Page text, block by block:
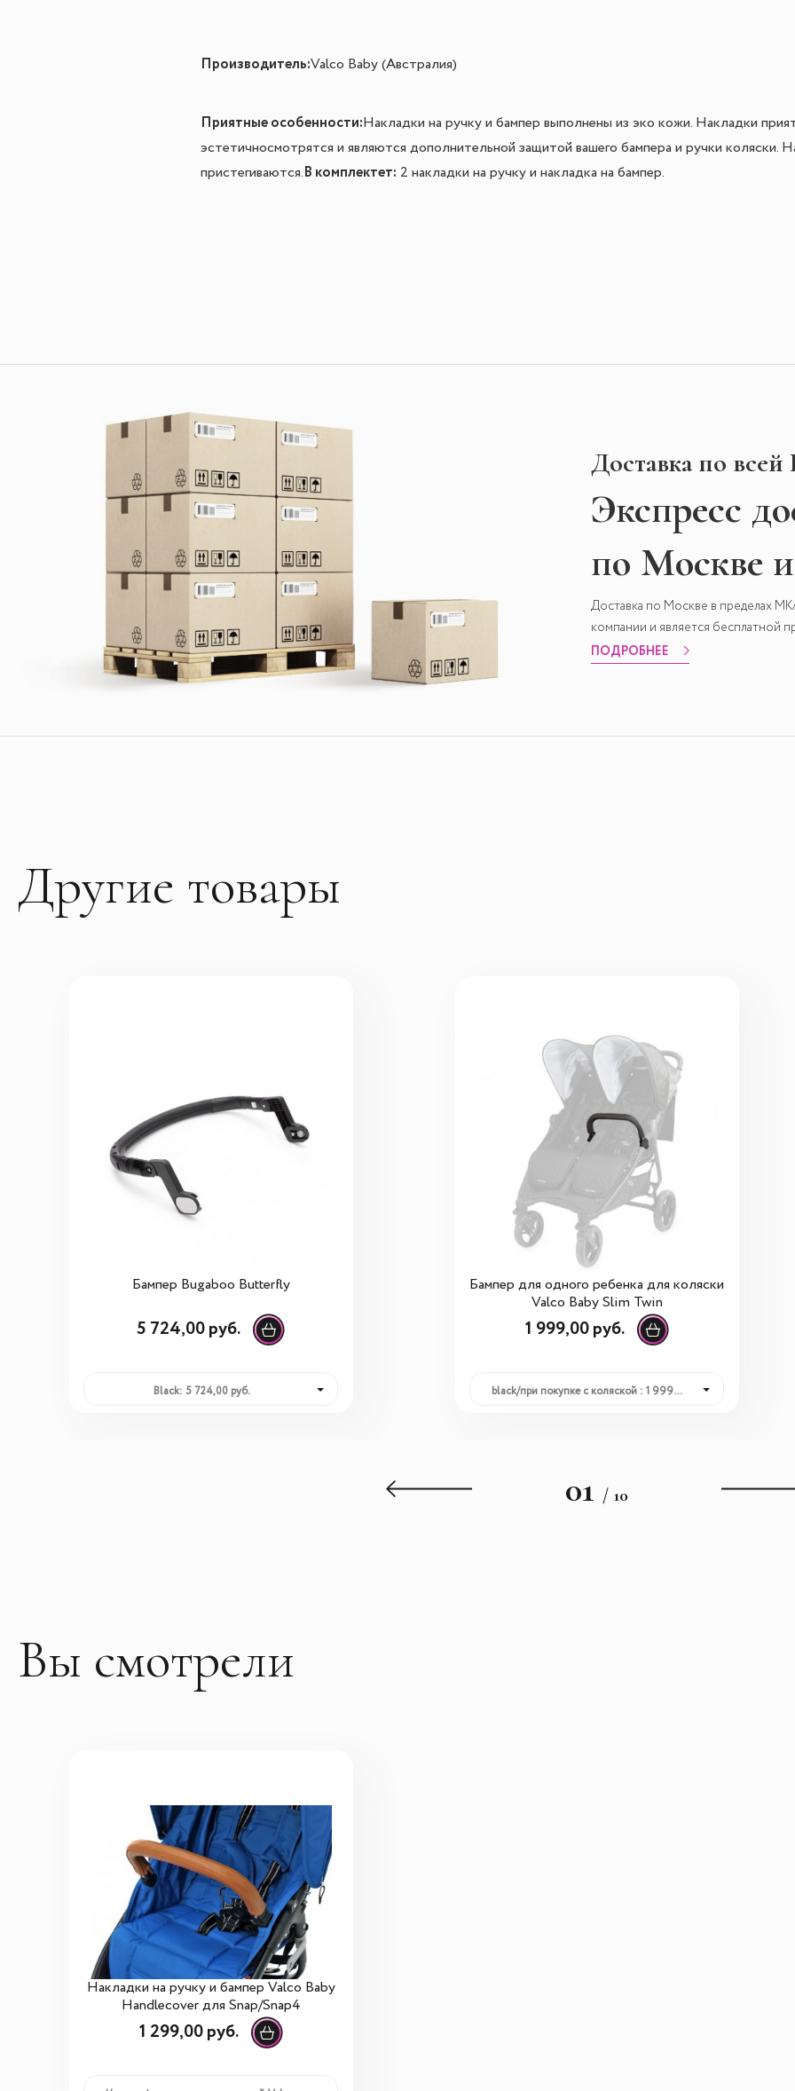
Производитель:Valco Baby (Австралия)
Приятные особенности: Накладки на ручку и бампер выполнены из эко кожи. Накладки
эстетичносмотрятся и являются дополнительной защитой вашего бампера и ручки коляски.
пристегиваются.В комплектет: 2 накладки на ручку и накладка на бампер.
Доставка по
Экспресс
по Москве
Доставка по Москве в пределах
компании и является бесплатной
ПОДРОБНЕЕ
Другие товары
Бампер Bugaboo Butterfly
5 724,00 руб.
Black: 5 724,00 руб.
Бампер для одного ребенка для коляски
Valco Baby Slim Twin
1 999,00 руб.
black/при покупке с коляской : 1 999,00 руб.
01 / 10
Вы смотрели
Накладки на ручку и бампер Valco Baby
Handlecover для Snap/Snap4
1 299,00 руб.